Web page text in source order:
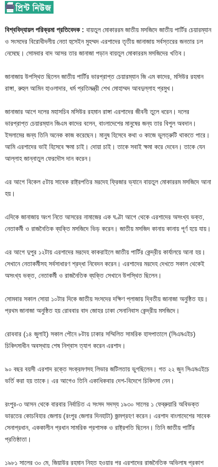
বিশ্ববিদ্যায়ল পরিক্রমা প্রতিবেদক : বায়তুল মোকাররম জাতীয় মসজিদে জাতীয় পার্টির চেয়ারম্যান
ও সংসদের বিরোধীদলীয় নেতা হুসেইন মুহম্মদ এরশাদের তৃতীয় জানাজায় সর্বস্তরের জনতার ঢল
নেমেছে। সোমবার বাদ আসর তার জানাজা পড়ান বায়তুল মোকাররম মসজিদের খতিব।
জানাজায় উপস্থিত ছিলেন জাতীয় পার্টির ভারপ্রাপ্ত চেয়ারম্যান জি এম কাদের, মসিউর রহমান
রাঙ্গা, রুহুল আমিন হাওলাদার, ধর্ম প্রতিমন্ত্রী শেখ মোহাম্মদ আবদুল্লাহ প্রমুখ।
জানাজার আগে দলের মহাসচিব মসিউর রহমান রাঙ্গা এরশাদের জীবনী তুলে ধরেন। দলের
ভারপ্রাপ্ত চেয়ারম্যান জিএম কাদের বলেন, বাংলাদেশের মানুষের জন্য তার বিপুল অবদান।
ইসলামের জন্য তিনি অনেক কাজ করেছেন। মানুষ হিসেবে কথা ও কাজে ভুলত্রুটি থাকতে পারে।
আমি এরশাদের ভাই হিসেবে ক্ষমা চাই। দোয়া চাই। তাকে সবাই ক্ষমা করে দেবেন। তাকে যেন
আল্লাহ জান্নাতুল ফেরদৌস দান করেন।
এর আগে বিকেল ৫টায় সাবেক রাষ্ট্রপতির মরদেহ ফ্রিজার ভ্যানে বায়তুল মোকাররম মসজিদে আনা
হয়।
এদিকে জানাজায় অংশ নিতে আসরের নামাজের এক ঘণ্টা আগে থেকে এরশাদের অসংখ্য ভক্ত,
নেতাকর্মী ও রাজনৈতিক ব্যক্তি মসজিদে ভিড় করেন। জাতীয় মসজিদ কানায় কানায় পূর্ণ হয়ে যায়।
এর আগে দুপুর ১২টায় এরশাদের মরদেহ কাকরাইলে জাতীয় পার্টির কেন্দ্রীয় কার্যালয়ে আনা হয়।
সেখানে নেতাকর্মীসহ সর্বসাধারণ শ্রদ্ধা নিবেদন করেন। এরশাদের মরদেহ দেখতে সকাল থেকেই
অসংখ্য ভক্ত, নেতাকর্মী ও রাজনৈতিক ব্যক্তি সেখানে উপস্থিত ছিলেন।
সোমবার সকাল সোয়া ১০টার দিকে জাতীয় সংসদের দক্ষিণ প্লাজায় দ্বিতীয় জানাজা অনুষ্ঠিত হয়।
প্রথম জানাজা অনুষ্ঠিত হয় রোববার বাদ জোহর ঢাকা সেনানিবাস কেন্দ্রীয় মসজিদে।
রোববার (১৪ জুলাই) সকাল পৌনে ৮টায় ঢাকার সম্মিলিত সামরিক হাসপাতালে (সিএমএইচ)
চিকিৎসাধীন অবস্থায় শেষ নিশ্বাস ত্যাগ করেন এরশাদ।
৯০ বছর বয়সী এরশাদ রক্তে সংক্রমণসহ লিভার জটিলতায় ভুগছিলেন। গত ২২ জুন সিএমএইচে
ভর্তি করা হয় তাকে। এর আগেও তিনি একাধিকবার দেশ-বিদেশে চিকিৎসা নেন।
রংপুর-৩ আসন থেকে বারবার নির্বাচিত এ সংসদ সদস্য ১৯৩০ সালের ১ ফেব্রুয়ারি অবিভক্ত
ভারতের কোচবিহার জেলায় (রংপুর জেলার দিনহাটা) জন্মগ্রহণ করেন। এরশাদ বাংলাদেশের সাবেক
সেনাপ্রধান, এককালীন প্রধান সামরিক প্রশাসক ও রাষ্ট্রপতি ছিলেন। তিনি জাতীয় পার্টির
প্রতিষ্ঠাতা।
১৯৮১ সালের ৩০ মে, জিয়াউর রহমান নিহত হওয়ার পর এরশাদের রাজনৈতিক অভিলাষ প্রকাশ